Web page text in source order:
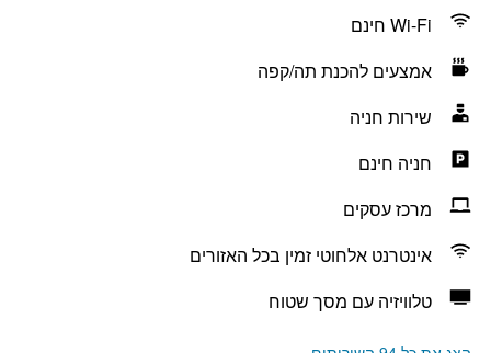
Wi-Fi חינם
אמצעים להכנת תה/קפה
שירות חניה
חניה חינם
מרכז עסקים
אינטרנט אלחוטי זמין בכל האזורים
טלוויזיה עם מסך שטוח